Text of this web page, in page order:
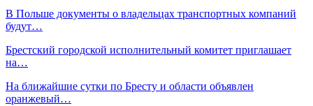
В Польше документы о владельцах транспортных компаний
будут…
Брестский городской исполнительный комитет приглашает
на…
На ближайшие сутки по Бресту и области объявлен
оранжевый…